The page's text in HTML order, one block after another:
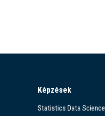
Képzések
Statistics Data Science